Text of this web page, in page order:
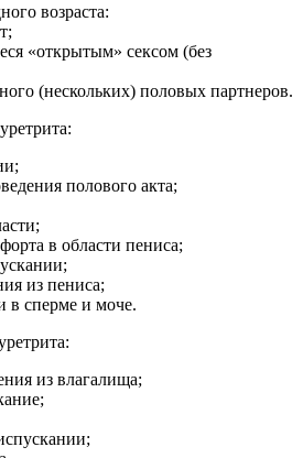
возраста:
«открытым» сексом (без
(нескольких) половых партнеров.
полового акта;
в области пениса;
из пениса;
в сперме и моче.
из влагалища;